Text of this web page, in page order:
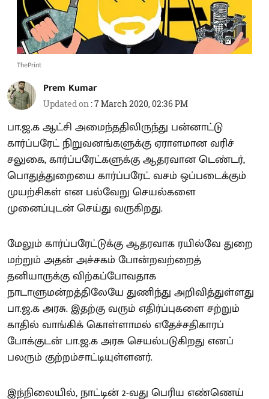
ThePrint
Prem Kumar
Updated on :7 March 2020, 02:36 PM
பா.ஜ.க ஆட்சி அமைந்ததிலிருந்து பன்னாட்டு
கார்ப்பரேட் நிறுவனங்களுக்கு ஏராளமான வரிச்
சலுகை, கார்ப்பரேட்களுக்கு ஆதரவான டெண்டர்,
பொதுத்துறையை கார்ப்பரேட் வசம் ஒப்படைக்கும்
முயற்சிகள் என பல்வேறு செயல்களை
முனைப்புடன் செய்து வருகிறது.
மேலும் கார்ப்பரேட்டுக்கு ஆதரவாக ரயில்வே துறை
மற்றும் அதன் அச்சகம் போன்றவற்றைத்
தனியாருக்கு விற்கப்போவதாக
நாடாளுமன்றத்திலேயே துணிந்து அறிவித்துள்ளது
பா.ஜ.க அரசு. இதற்கு வரும் எதிர்ப்புகளை சற்றும்
காதில் வாங்கிக் கொள்ளாமல் எதேச்சதிகாரப்
போக்குடன் பா.ஜ.க அரசு செயல்படுகிறது எனப்
பலரும் குற்றம்சாட்டியுள்ளனர்.
இந்நிலையில், நாட்டின் 2-வது பெரிய எண்ணெய்